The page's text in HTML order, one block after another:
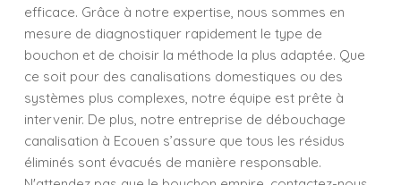
efficace. Grâce à notre expertise, nous sommes en
mesure de diagnostiquer rapidement le type de
bouchon et de choisir la méthode la plus adaptée. Que
ce soit pour des canalisations domestiques ou des
systèmes plus complexes, notre équipe est prête à
intervenir. De plus, notre entreprise de débouchage
canalisation à Ecouen s’assure que tous les résidus
éliminés sont évacués de manière responsable.